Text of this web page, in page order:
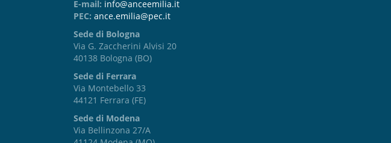
E-mail: info@anceemilia.it
PEC: ance.emilia@pec.it
Sede di Bologna
Via G. Zaccherini Alvisi 20
40138 Bologna (BO)
Sede di Ferrara
Via Montebello 33
44121 Ferrara (FE)
Sede di Modena
Via Bellinzona 27/A